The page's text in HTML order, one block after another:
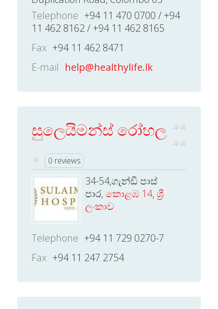
Telephone +94 11 470 0700 / +94
11 462 8162 / +94 11 462 8165
Fax +94 11 462 8471
E-mail help@healthylife.lk
සුලෙයිමන්ස් රෝහල
0 reviews
34-54,ගැන්ඩි පාස්
පාර, කොළඹ 14, ශ්‍රී
ලංකාව
Telephone +94 11 729 0270-7
Fax +94 11 247 2754